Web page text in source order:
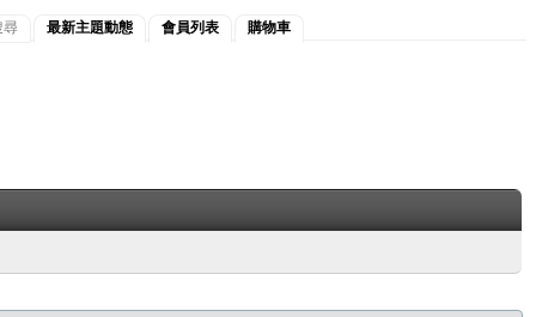
尋 最新主題動態 會員列表 購物車